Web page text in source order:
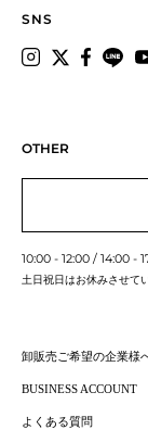
卸販売ご希望の企業様
BUSINESS ACCOUNT
よくある質問
SNS
OTHER
10:00 - 12:00 / 14:00 -
土日祝日はお休みさせて